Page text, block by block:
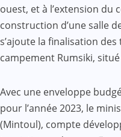
ouest, et à l’extension du
construction d’une salle
s’ajoute la finalisation
campement Rumsiki,
Avec une enveloppe
pour l’année 2023, le
(Mintoul), compte